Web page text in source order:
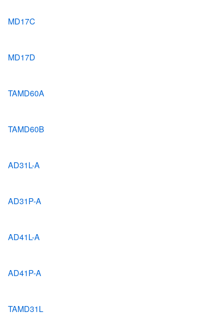
MD17C
MD17D
TAMD60A
TAMD60B
AD31L-A
AD31P-A
AD41L-A
AD41P-A
TAMD31L